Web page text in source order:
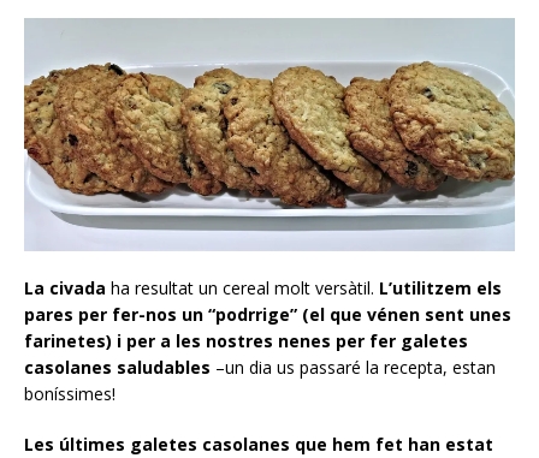
La civada ha resultat un cereal molt versàtil. L’utilitzem els
pares per fer-nos un “podrrige” (el que vénen sent unes
farinetes) i per a les nostres nenes per fer galetes
casolanes saludables –un dia us passaré la recepta, estan
boníssimes!
Les últimes galetes casolanes que hem fet han estat